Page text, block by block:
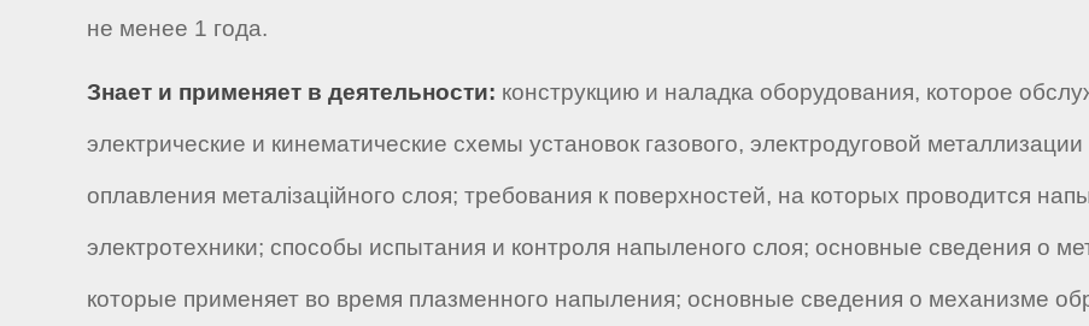
не менее 1 года.
Знает и применяет в деятельности: конструкцию и наладка оборудования, которое
электрические и кинематические схемы установок газового, электродуговой
оплавления металізаційного слоя; требования к поверхностей, на которых проводится
электротехники; способы испытания и контроля напыленого слоя; основные сведения о
которые применяет во время плазменного напыления; основные сведения о механизме